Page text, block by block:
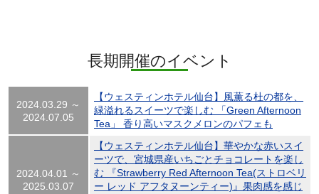
長期開催のイベント
2024.03.29 ～
2024.07.05
【ウェスティンホテル仙台】風薫る杜の都を、
緑溢れるスイーツで楽しむ 「Green Afternoon
Tea」 香り高いマスクメロンのパフェも
2024.04.01 ～
2025.03.07
【ウェスティンホテル仙台】華やかな赤いスイ
ーツで、宮城県産いちごとチョコレートを楽し
む 『Strawberry Red Afternoon Tea(ストロベリ
ー レッド アフタヌーンティー)』果肉感を感じ